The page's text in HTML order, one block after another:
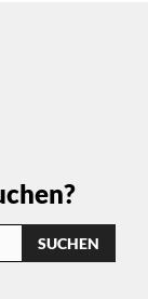
SUCHEN